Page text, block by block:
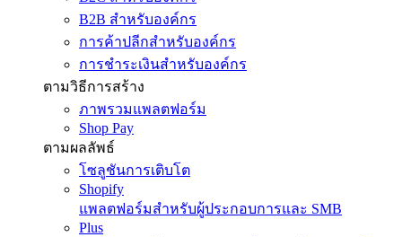
B2B สำหรับองค์กร
การค้าปลีกสำหรับองค์กร
การชำระเงินสำหรับองค์กร
ตามวิธีการสร้าง
ภาพรวมแพลตฟอร์ม
Shop Pay
ตามผลลัพธ์
โซลูชันการเติบโต
Shopify
แพลตฟอร์มสำหรับผู้ประกอบการและ SMB
Plus